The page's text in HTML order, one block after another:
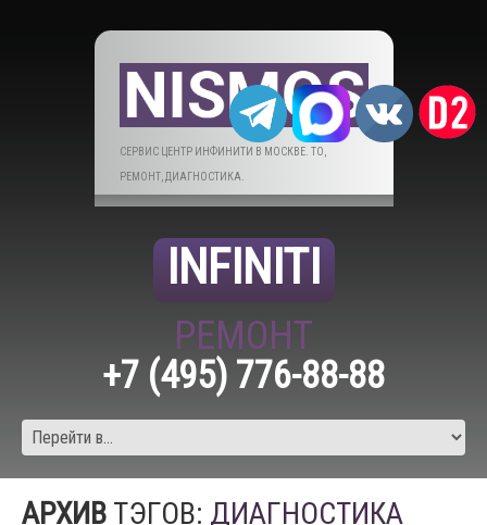
СЕРВИС ЦЕНТР ИНФИНИТИ В МОСКВЕ. ТО,
РЕМОНТ, ДИАГНОСТИКА.
INFINITI
РЕМОНТ
+7 (495) 776-88-88
АРХИВ ТЭГОВ: ДИАГНОСТИКА